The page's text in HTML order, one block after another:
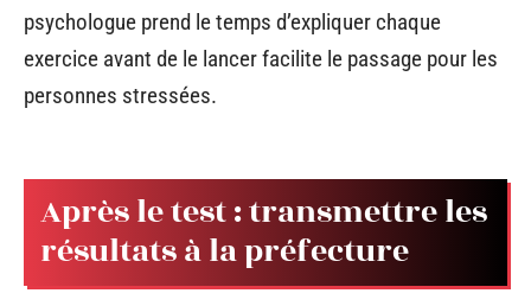
psychologue prend le temps d’expliquer chaque
exercice avant de le lancer facilite le passage pour les
personnes stressées.
Après le test : transmettre les
résultats à la préfecture